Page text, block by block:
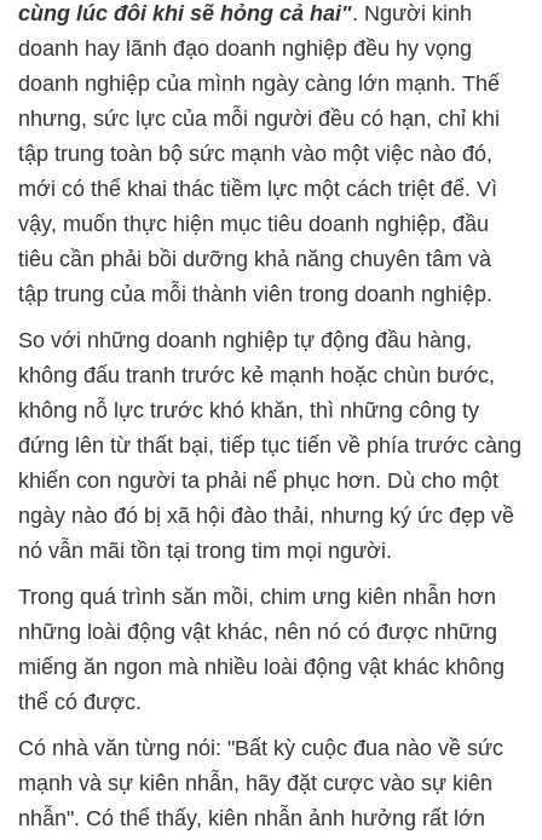
cùng lúc đôi khi sẽ hỏng cả hai". Người kinh
doanh hay lãnh đạo doanh nghiệp đều hy vọng
doanh nghiệp của mình ngày càng lớn mạnh. Thế
nhưng, sức lực của mỗi người đều có hạn, chỉ khi
tập trung toàn bộ sức mạnh vào một việc nào đó,
mới có thể khai thác tiềm lực một cách triệt để. Vì
vậy, muốn thực hiện mục tiêu doanh nghiệp, đầu
tiêu cần phải bồi dưỡng khả năng chuyên tâm và
tập trung của mỗi thành viên trong doanh nghiệp.
So với những doanh nghiệp tự động đầu hàng,
không đấu tranh trước kẻ mạnh hoặc chùn bước,
không nỗ lực trước khó khăn, thì những công ty
đứng lên từ thất bại, tiếp tục tiến về phía trước càng
khiến con người ta phải nể phục hơn. Dù cho một
ngày nào đó bị xã hội đào thải, nhưng ký ức đẹp về
nó vẫn mãi tồn tại trong tim mọi người.
Trong quá trình săn mồi, chim ưng kiên nhẫn hơn
những loài động vật khác, nên nó có được những
miếng ăn ngon mà nhiều loài động vật khác không
thể có được.
Có nhà văn từng nói: "Bất kỳ cuộc đua nào về sức
mạnh và sự kiên nhẫn, hãy đặt cược vào sự kiên
nhẫn". Có thể thấy, kiên nhẫn ảnh hưởng rất lớn